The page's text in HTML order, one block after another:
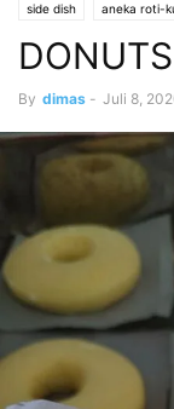
side dish aneka roti-
By dimas - Juli 8,